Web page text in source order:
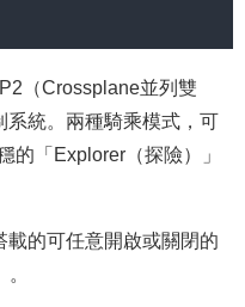
（Crossplane並列雙
系統。兩種騎乘模式，可
的「Explorer（探險）」
載的可任意開啟或關閉的